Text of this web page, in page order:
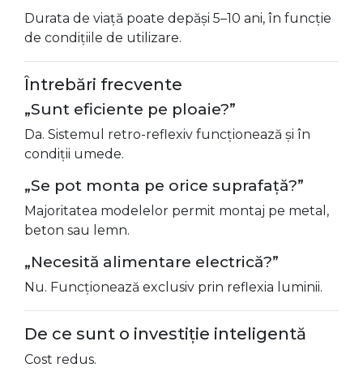
Durata de viață poate depăși 5–10 ani, în funcție
de condițiile de utilizare.
Întrebări frecvente
„Sunt eficiente pe ploaie?”
Da. Sistemul retro-reflexiv funcționează și în
condiții umede.
„Se pot monta pe orice suprafață?”
Majoritatea modelelor permit montaj pe metal,
beton sau lemn.
„Necesită alimentare electrică?”
Nu. Funcționează exclusiv prin reflexia luminii.
De ce sunt o investiție inteligentă
Cost redus.